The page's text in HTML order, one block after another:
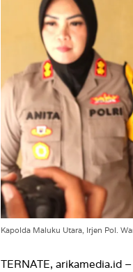
Kapolda Maluku Utara, Irjen Pol.
TERNATE, arikamedia.id